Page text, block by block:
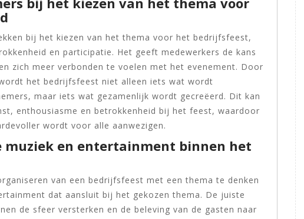
bij het kiezen van het thema voor het bedrijfsfeest,
en participatie. Het geeft medewerkers de kans
zich meer verbonden te voelen met het evenement. Door
het bedrijfsfeest niet alleen iets wat wordt
maar iets wat gezamenlijk wordt gecreëerd. Dit kan
enthousiasme en betrokkenheid bij het feest, waardoor
wordt voor alle aanwezigen.
muziek en entertainment binnen het
van een bedrijfsfeest met een thema te denken
dat aansluit bij het gekozen thema. De juiste
de sfeer versterken en de beleving van de gasten naar